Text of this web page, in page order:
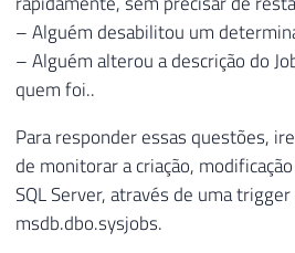
– Alguém desabilitou um
– Alguém alterou a descrição do
quem foi..
Para responder essas questões,
de monitorar a criação,
SQL Server, através de uma
msdb.dbo.sysjobs.